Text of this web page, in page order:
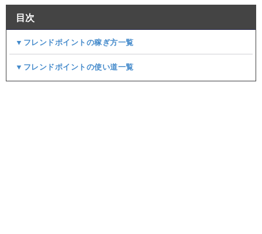
目次
▼フレンドポイントの稼ぎ方一覧
▼フレンドポイントの使い道一覧